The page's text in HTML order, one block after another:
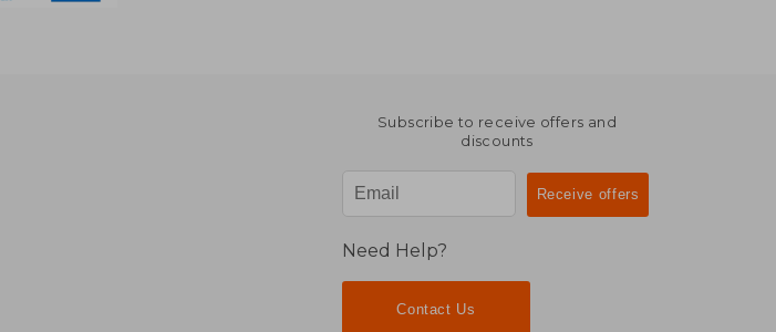
Subscribe to receive offers and
discounts
Need Help?
Contact Us